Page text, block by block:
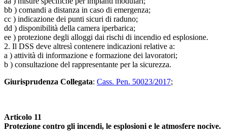
bb ) comandi a distanza in caso di emergenza;
cc ) indicazione dei punti sicuri di raduno;
dd ) disponibilità della camera iperbarica;
ee ) protezione degli alloggi dai rischi di incendio ed esplosione.
2. Il DSS deve altresì contenere indicazioni relative a:
a ) attività di informazione e formazione dei lavoratori;
b ) consultazione del rappresentante per la sicurezza.
Giurisprudenza Collegata: Cass. Pen. 50023/2017;
Articolo 11
Protezione contro gli incendi, le esplosioni e le atmosfere nocive.